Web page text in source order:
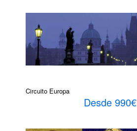
Circuito Europa
Desde 990€